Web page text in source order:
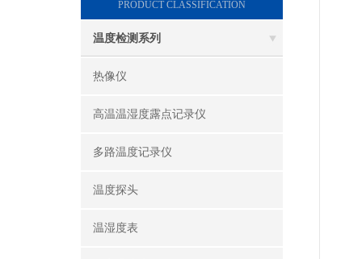
PRODUCT CLASSIFICATION
温度检测系列
热像仪
高温温湿度露点记录仪
多路温度记录仪
温度探头
温湿度表